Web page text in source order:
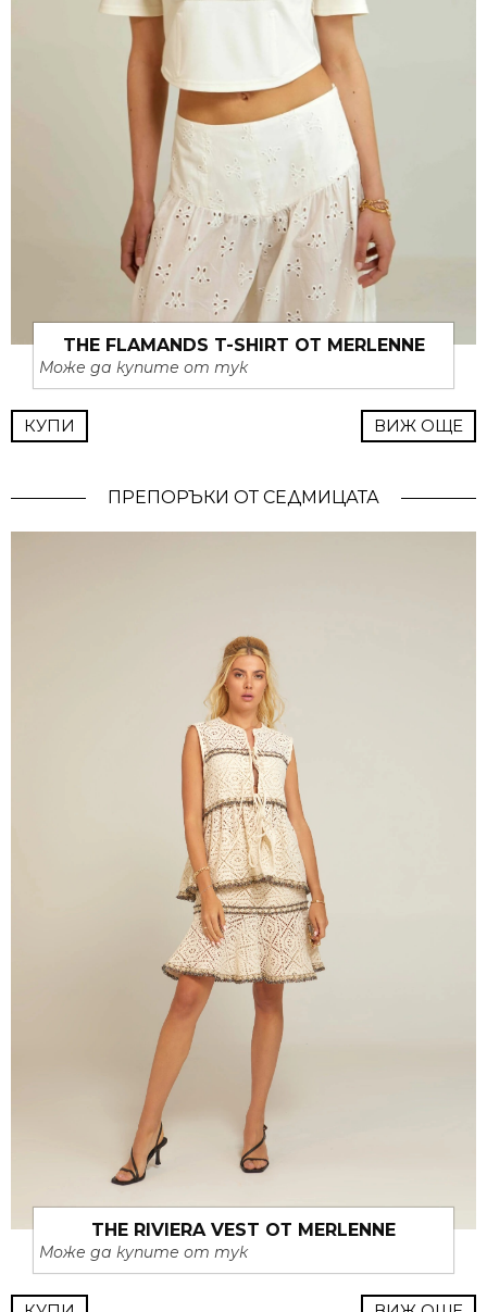
THE FLAMANDS T-SHIRT ОТ MERLENNE
Може да купите от тук
КУПИ ВИЖ ОЩЕ
ПРЕПОРЪКИ ОТ СЕДМИЦАТА
THE RIVIERA VEST ОТ MERLENNE
Може да купите от тук